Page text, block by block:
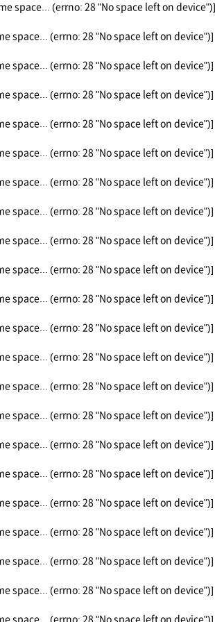
space... (errno: 28 "No space left on device")]
space... (errno: 28 "No space left on device")]
space... (errno: 28 "No space left on device")]
space... (errno: 28 "No space left on device")]
space... (errno: 28 "No space left on device")]
space... (errno: 28 "No space left on device")]
space... (errno: 28 "No space left on device")]
space... (errno: 28 "No space left on device")]
space... (errno: 28 "No space left on device")]
space... (errno: 28 "No space left on device")]
space... (errno: 28 "No space left on device")]
space... (errno: 28 "No space left on device")]
space... (errno: 28 "No space left on device")]
space... (errno: 28 "No space left on device")]
space... (errno: 28 "No space left on device")]
space... (errno: 28 "No space left on device")]
space... (errno: 28 "No space left on device")]
space... (errno: 28 "No space left on device")]
space... (errno: 28 "No space left on device")]
space... (errno: 28 "No space left on device")]
space... (errno: 28 "No space left on device")]
space... (errno: 28 "No space left on device")]